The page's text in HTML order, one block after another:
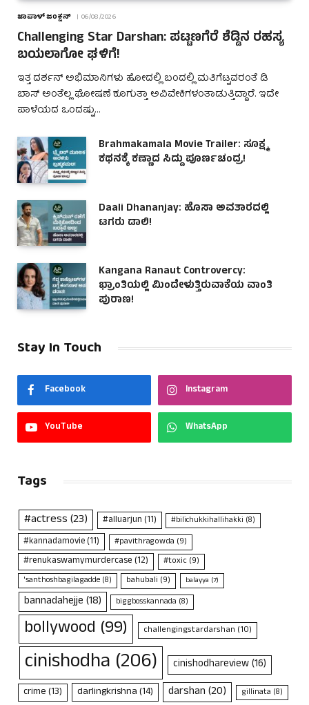
ಜಾಪಾಳ್ ಜಂಕ್ಷನ್ 06/08/2026
Challenging Star Darshan: ಪಟ್ಟಣಗೆರೆ ಶೆಡ್ಡಿನ ರಹಸ್ಯ
ಬಯಲಾಗೋ ಘಳಿಗೆ!
ಇತ್ತ ದರ್ಶನ್ ಅಭಿಮಾನಿಗಳು ಹೋದಲ್ಲಿ ಬಂದಲ್ಲಿ ಮತಿಗೆಟ್ಟವರಂತೆ ಡಿ
ಬಾಸ್ ಅಂತೆಲ್ಲ ಘೋಷಣೆ ಕೂಗುತ್ತಾ ಅವಿವೇಕಿಗಳಂತಾಡುತ್ತಿದ್ದಾರೆ. ಇದೇ
ಪಾಳೆಯದ ಒಂದಷ್ಟು…
Brahmakamala Movie Trailer: ಸೂಕ್ಷ್ಮ
ಕಥನಕ್ಕೆ ಕಣ್ಣಾದ ಸಿದ್ದು ಪೂರ್ಣಚಂದ್ರ!
Daali Dhananjay: ಹೊಸಾ ಅವತಾರದಲ್ಲಿ
ಟಗರು ಡಾಲಿ!
Kangana Ranaut Controvercy:
ಭ್ರಾಂತಿಯಲ್ಲಿ ಮಿಂದೇಳುತ್ತಿರುವಾಕೆಯ ವಾಂತಿ
ಪುರಾಣ!
Stay In Touch
Facebook Instagram
YouTube WhatsApp
Tags
#actress(23) #alluarjun(11) #bilichukkihallihakki (8)
#kannadamovie(11) #pavithragowda (9)
#renukaswamymurdercase(12) #toxic(9)
'santhoshbagilagadde (8) bahubali (9) balayya (7)
bannadahejje(18) biggbosskannada (8)
bollywood (99) challengingstardarshan (10)
cinishodha (206) cinishodhareview(16)
crime(13) darlingkrishna(14) darshan(20) gillinata (8)